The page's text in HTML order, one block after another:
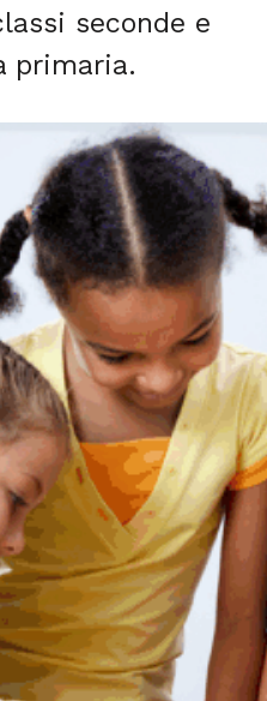
seconde e
primaria.